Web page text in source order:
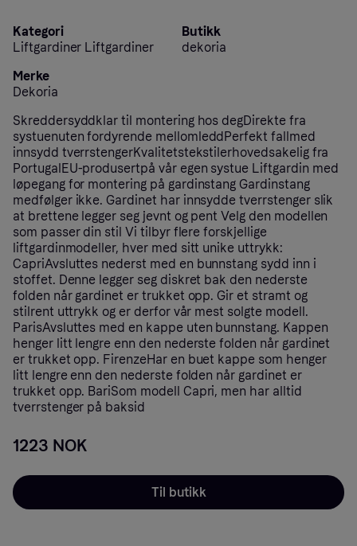
Kategori
Liftgardiner Liftgardiner
Butikk
dekoria
Merke
Dekoria
Skreddersyddklar til montering hos degDirekte fra
systuenuten fordyrende mellomleddPerfekt fallmed
innsydd tverrstengerKvalitetstekstilerhovedsakelig fra
PortugalEU-produsertpå vår egen systue Liftgardin med
løpegang for montering på gardinstang Gardinstang
medfølger ikke. Gardinet har innsydde tverrstenger slik
at brettene legger seg jevnt og pent Velg den modellen
som passer din stil Vi tilbyr flere forskjellige
liftgardinmodeller, hver med sitt unike uttrykk:
CapriAvsluttes nederst med en bunnstang sydd inn i
stoffet. Denne legger seg diskret bak den nederste
folden når gardinet er trukket opp. Gir et stramt og
stilrent uttrykk og er derfor vår mest solgte modell.
ParisAvsluttes med en kappe uten bunnstang. Kappen
henger litt lengre enn den nederste folden når gardinet
er trukket opp. FirenzeHar en buet kappe som henger
litt lengre enn den nederste folden når gardinet er
trukket opp. BariSom modell Capri, men har alltid
tverrstenger på baksid
1223 NOK
Til butikk